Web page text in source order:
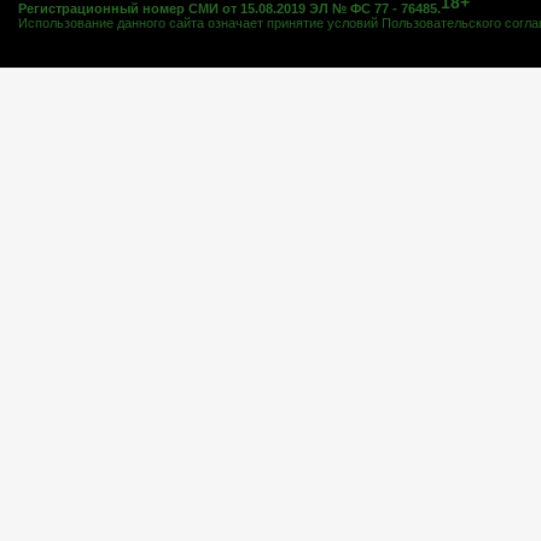
Регистрационный номер СМИ от 15.08.2019 ЭЛ № ФС 77 - 76485.
Использование данного сайта означает принятие условий Пользовательского